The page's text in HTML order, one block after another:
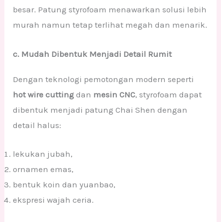
besar. Patung styrofoam menawarkan solusi lebih
murah namun tetap terlihat megah dan menarik.
c. Mudah Dibentuk Menjadi Detail Rumit
Dengan teknologi pemotongan modern seperti
hot wire cutting dan mesin CNC, styrofoam dapat
dibentuk menjadi patung Chai Shen dengan
detail halus:
lekukan jubah,
ornamen emas,
bentuk koin dan yuanbao,
ekspresi wajah ceria.